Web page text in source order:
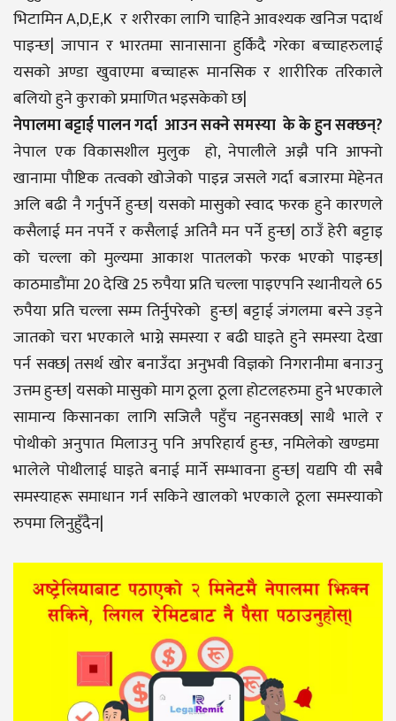
भिटामिन A,D,E,K र शरीरका लागि चाहिने आवश्यक खनिज पदार्थ
पाइन्छ| जापान र भारतमा सानासाना हुर्किदै गरेका बच्चाहरुलाई
यसको अण्डा खुवाएमा बच्चाहरू मानसिक र शारीरिक तरिकाले
बलियो हुने कुराको प्रमाणित भइसकेको छ|
नेपालमा बट्टाई पालन गर्दा आउन सक्ने समस्या के के हुन सक्छन्?
नेपाल एक विकासशील मुलुक हो, नेपालीले अझै पनि आफ्नो
खानामा पौष्टिक तत्वको खोजेको पाइन्न जसले गर्दा बजारमा मेहेनत
अलि बढी नै गर्नुपर्ने हुन्छ| यसको मासुको स्वाद फरक हुने कारणले
कसैलाई मन नपर्ने र कसैलाई अतिनै मन पर्ने हुन्छ| ठाउँ हेरी बट्टाइ
को चल्ला को मुल्यमा आकाश पातलको फरक भएको पाइन्छ|
काठमाडौंमा 20 देखि 25 रुपैया प्रति चल्ला पाइएपनि स्थानीयले 65
रुपैया प्रति चल्ला सम्म तिर्नुपरेको हुन्छ| बट्टाई जंगलमा बस्ने उड्ने
जातको चरा भएकाले भाग्ने समस्या र बढी घाइते हुने समस्या देखा
पर्न सक्छ| तसर्थ खोर बनाउँदा अनुभवी विज्ञको निगरानीमा बनाउनु
उत्तम हुन्छ| यसको मासुको माग ठूला ठूला होटलहरुमा हुने भएकाले
सामान्य किसानका लागि सजिलै पहुँच नहुनसक्छ| साथै भाले र
पोथीको अनुपात मिलाउनु पनि अपरिहार्य हुन्छ, नमिलेको खण्डमा
भालेले पोथीलाई घाइते बनाई मार्ने सम्भावना हुन्छ| यद्यपि यी सबै
समस्याहरू समाधान गर्न सकिने खालको भएकाले ठूला समस्याको
रुपमा लिनुहुँदैन|